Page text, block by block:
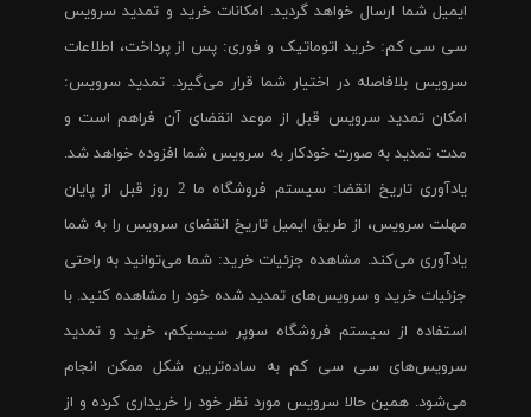
ایمیل شما ارسال خواهد گردید. امکانات خرید و تمدید سرویس
سی سی کم: خرید اتوماتیک و فوری: پس از پرداخت، اطلاعات
سرویس بلافاصله در اختیار شما قرار می‌گیرد. تمدید سرویس:
امکان تمدید سرویس قبل از موعد انقضای آن فراهم است و
مدت تمدید به صورت خودکار به سرویس شما افزوده خواهد شد.
یادآوری تاریخ انقضا: سیستم فروشگاه ما 2 روز قبل از پایان
مهلت سرویس، از طریق ایمیل تاریخ انقضای سرویس را به شما
یادآوری می‌کند. مشاهده جزئیات خرید: شما می‌توانید به راحتی
جزئیات خرید و سرویس‌های تمدید شده خود را مشاهده کنید. با
استفاده از سیستم فروشگاه سوپر سیسیکم، خرید و تمدید
سرویس‌های سی سی کم به ساده‌ترین شکل ممکن انجام
می‌شود. همین حالا سرویس مورد نظر خود را خریداری کرده و از